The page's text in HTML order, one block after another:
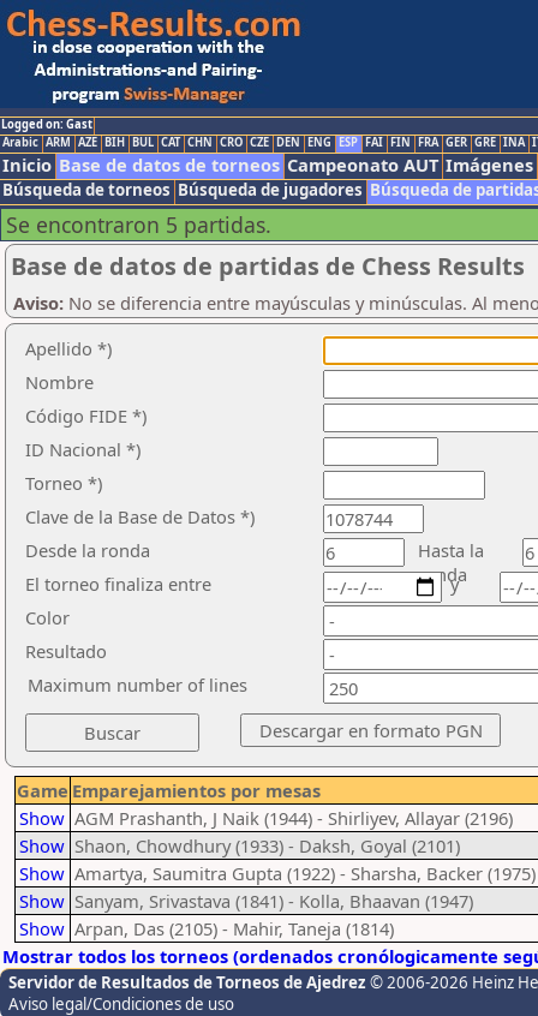
Logged on: Gast
Arabic ARM AZE BIH BUL CAT CHN CRO CZE DEN ENG ESP FAI FIN FRA GER GRE INA
Inicio Base de datos de torneos Campeonato AUT Imágenes
Búsqueda de torneos Búsqueda de jugadores Búsqueda de
Se encontraron 5 partidas.
Base de datos de partidas de Chess Results
Aviso: No se diferencia entre mayúsculas y minúsculas. Al
Apellido *)
Nombre
Código FIDE *)
ID Nacional *)
Torneo *)
Clave de la Base de Datos *)
Desde la ronda
Hasta la
ronda
El torneo finaliza entre
Color
Resultado
y
Maximum number of lines
Game Emparejamientos por mesas
Show AGM Prashanth, J Naik (1944) - Shirliyev, Allayar (2196)
Show Shaon, Chowdhury (1933) - Daksh, Goyal (2101)
Show Amartya, Saumitra Gupta (1922) - Sharsha, Backer (1975)
Show Sanyam, Srivastava (1841) - Kolla, Bhaavan (1947)
Show Arpan, Das (2105) - Mahir, Taneja (1814)
Mostrar todos los torneos (ordenados cronólogicamente
Servidor de Resultados de Torneos de Ajedrez © 2006-2026 Heinz
Aviso legal/Condiciones de uso